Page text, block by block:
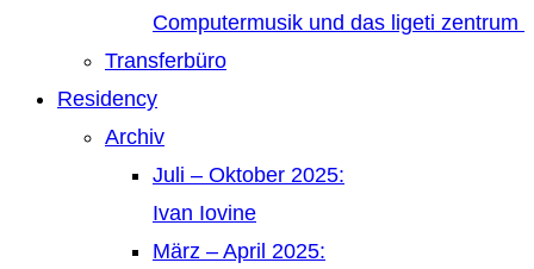
Computermusik und das ligeti zentrum
Transferbüro
Residency
Archiv
Juli – Oktober 2025:
Ivan Iovine
März – April 2025: